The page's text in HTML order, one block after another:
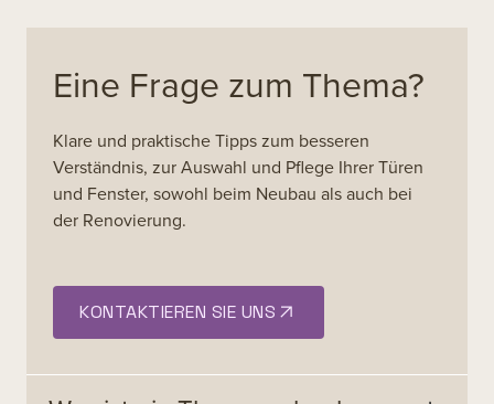
Eine Frage zum Thema?
Klare und praktische Tipps zum besseren
Verständnis, zur Auswahl und Pflege Ihrer Türen
und Fenster, sowohl beim Neubau als auch bei
der Renovierung.
KONTAKTIEREN SIE UNS